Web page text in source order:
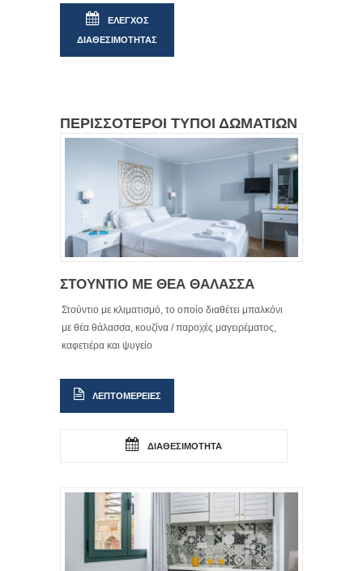
ΕΛΕΓΧΟΣ
ΔΙΑΘΕΣΙΜΟΤΗΤΑΣ
ΠΕΡΙΣΣΟΤΕΡΟΙ ΤΥΠΟΙ ΔΩΜΑΤΙΩΝ
ΣΤΟΥΝΤΙΟ ΜΕ ΘΕΑ ΘΑΛΑΣΣΑ
Στούντιο με κλιματισμό, το οποίο διαθέτει μπαλκόνι
με θέα θάλασσα, κουζίνα / παροχές μαγειρέματος,
καφετιέρα και ψυγείο
ΛΕΠΤΟΜΕΡΕΙΕΣ
ΔΙΑΘΕΣΙΜΟΤΗΤΑ